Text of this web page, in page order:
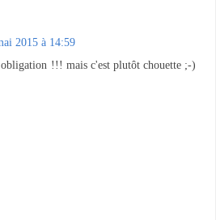
2015 à 14:59
obligation !!! mais c'est plutôt chouette ;-)